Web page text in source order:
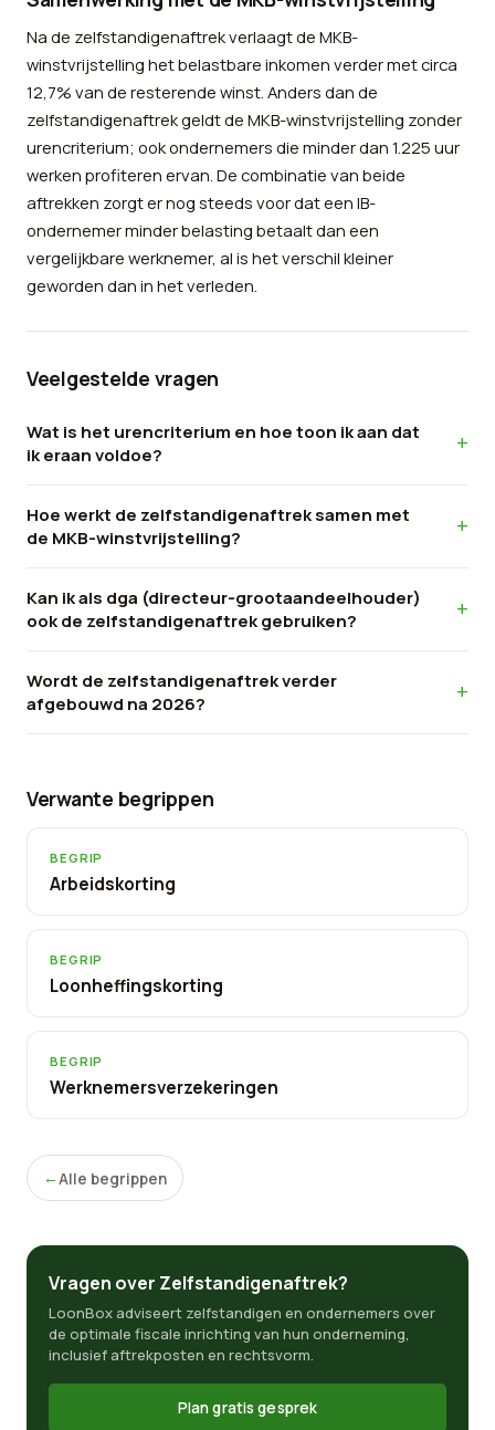
Na de zelfstandigenaftrek verlaagt de MKB-
winstvrijstelling het belastbare inkomen verder met circa
12,7% van de resterende winst. Anders dan de
zelfstandigenaftrek geldt de MKB-winstvrijstelling zonder
urencriterium; ook ondernemers die minder dan 1.225 uur
werken profiteren ervan. De combinatie van beide
aftrekken zorgt er nog steeds voor dat een IB-
ondernemer minder belasting betaalt dan een
vergelijkbare werknemer, al is het verschil kleiner
geworden dan in het verleden.
Veelgestelde vragen
Wat is het urencriterium en hoe toon ik aan dat
ik eraan voldoe?
Hoe werkt de zelfstandigenaftrek samen met
de MKB-winstvrijstelling?
Kan ik als dga (directeur-grootaandeelhouder)
ook de zelfstandigenaftrek gebruiken?
Wordt de zelfstandigenaftrek verder
afgebouwd na 2026?
Verwante begrippen
BEGRIP
Arbeidskorting
BEGRIP
Loonheffingskorting
BEGRIP
Werknemersverzekeringen
Alle begrippen
Vragen over Zelfstandigenaftrek?
LoonBox adviseert zelfstandigen en ondernemers over
de optimale fiscale inrichting van hun onderneming,
inclusief aftrekposten en rechtsvorm.
Plan gratis gesprek